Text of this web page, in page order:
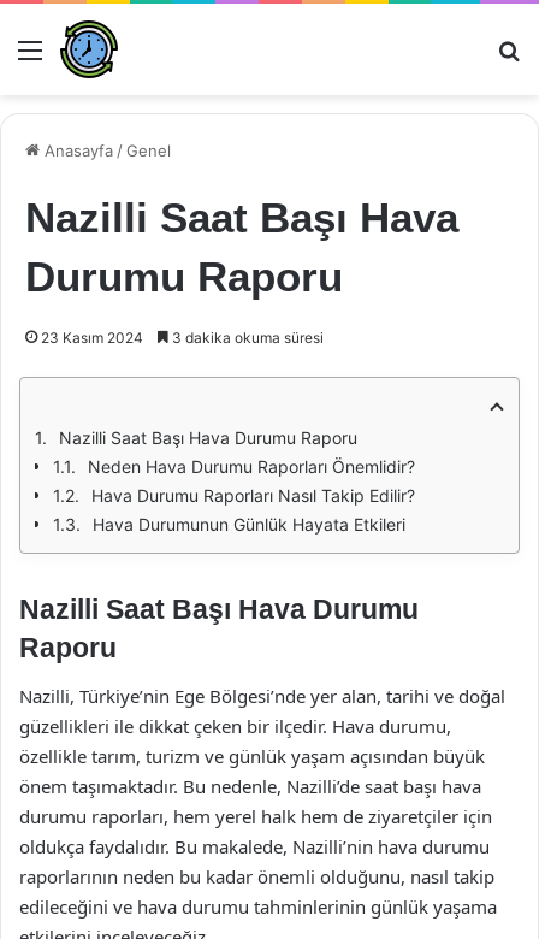
Menü
Anasayfa /Genel
Nazilli Saat Başı Hava
Durumu Raporu
23 Kasım 2024 3 dakika okuma süresi
Nazilli Saat Başı Hava Durumu Raporu
Neden Hava Durumu Raporları Önemlidir?
Hava Durumu Raporları Nasıl Takip Edilir?
Hava Durumunun Günlük Hayata Etkileri
Nazilli Saat Başı Hava Durumu
Raporu
Nazilli, Türkiye’nin Ege Bölgesi’nde yer alan, tarihi ve doğal
güzellikleri ile dikkat çeken bir ilçedir. Hava durumu,
özellikle tarım, turizm ve günlük yaşam açısından büyük
önem taşımaktadır. Bu nedenle, Nazilli’de saat başı hava
durumu raporları, hem yerel halk hem de ziyaretçiler için
oldukça faydalıdır. Bu makalede, Nazilli’nin hava durumu
raporlarının neden bu kadar önemli olduğunu, nasıl takip
edileceğini ve hava durumu tahminlerinin günlük yaşama